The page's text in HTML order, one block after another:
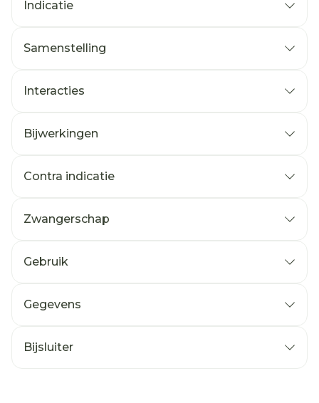
Indicatie
Samenstelling
Interacties
Bijwerkingen
Contra indicatie
Zwangerschap
Gebruik
Gegevens
Bijsluiter